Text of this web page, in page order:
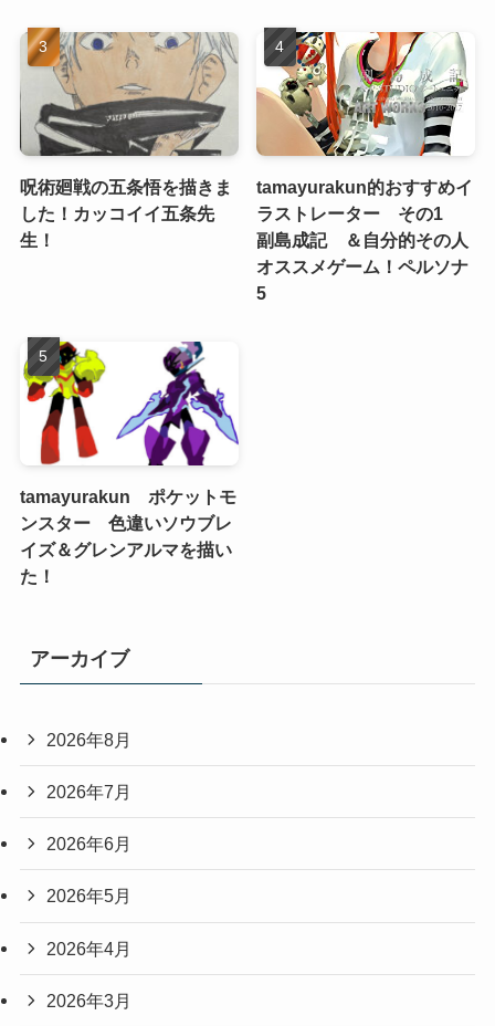
呪術廻戦の五条悟を描きま
した！カッコイイ五条先
生！
tamayurakun的おすすめイ
ラストレーター その1
副島成記 ＆自分的その人
オススメゲーム！ペルソナ
5
tamayurakun ポケットモ
ンスター 色違いソウブレ
イズ＆グレンアルマを描い
た！
アーカイブ
2026年8月
2026年7月
2026年6月
2026年5月
2026年4月
2026年3月